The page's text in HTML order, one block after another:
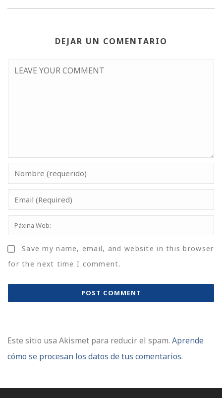
DEJAR UN COMENTARIO
Save my name, email, and website in this browser
for the next time I comment.
Este sitio usa Akismet para reducir el spam. Aprende
cómo se procesan los datos de tus comentarios.